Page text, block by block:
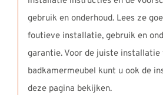
gebruik en onderhoud. Lees ze
foutieve installatie, gebruik en
garantie. Voor de juiste installatie
badkamermeubel kunt u ook de
deze pagina bekijken.